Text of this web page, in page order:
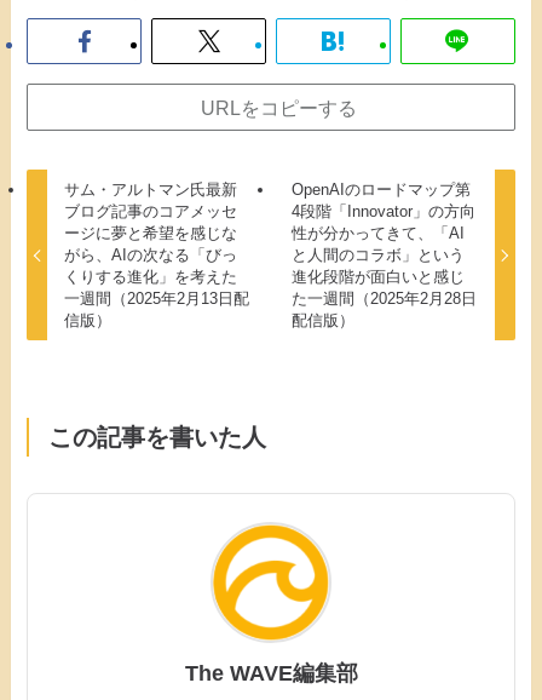
URLをコピーする
サム・アルトマン氏最新
ブログ記事のコアメッセ
ージに夢と希望を感じな
がら、AIの次なる「びっ
くりする進化」を考えた
一週間（2025年2月13日配
信版）
OpenAIのロードマップ第
4段階「Innovator」の方向
性が分かってきて、「AI
と人間のコラボ」という
進化段階が面白いと感じ
た一週間（2025年2月28日
配信版）
この記事を書いた人
The WAVE編集部